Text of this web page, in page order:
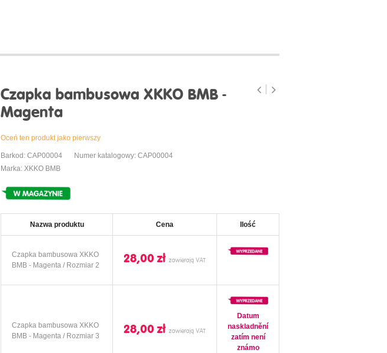
Czapka bambusowa XKKO BMB -
Magenta
Oceń ten produkt jako pierwszy
Barkod: CAP00004
Numer katalogowy: CAP00004
Marka: XKKO BMB
Nazwa produktu Cena Ilość
Czapka bambusowa XKKO
BMB - Magenta / Rozmiar 2
28,00 ‎zł
Czapka bambusowa XKKO
BMB - Magenta / Rozmiar 3
28,00 ‎zł
Datum
naskladnění
zatím není
známo